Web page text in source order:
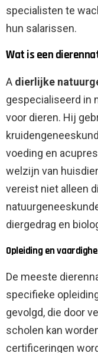
specialisten te
hun salarissen.
Wat is een
A dierlijke
gespecialiseerd in
voor dieren. Hij
voeding en
welzijn van
vereist niet alleen
diergedrag en
Opleiding en
De meeste
specifieke
gevolgd, die door
scholen kan
certificeringen